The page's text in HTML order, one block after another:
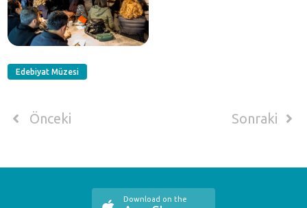
Edebiyat Müzesi
Önceki Sonraki
Download on the